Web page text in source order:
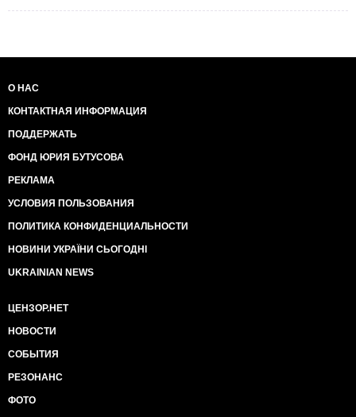
О НАС
КОНТАКТНАЯ ИНФОРМАЦИЯ
ПОДДЕРЖАТЬ
ФОНД ЮРИЯ БУТУСОВА
РЕКЛАМА
УСЛОВИЯ ПОЛЬЗОВАНИЯ
ПОЛИТИКА КОНФИДЕНЦИАЛЬНОСТИ
НОВИНИ УКРАЇНИ СЬОГОДНІ
UKRAINIAN NEWS
ЦЕНЗОР.НЕТ
НОВОСТИ
СОБЫТИЯ
РЕЗОНАНС
ФОТО